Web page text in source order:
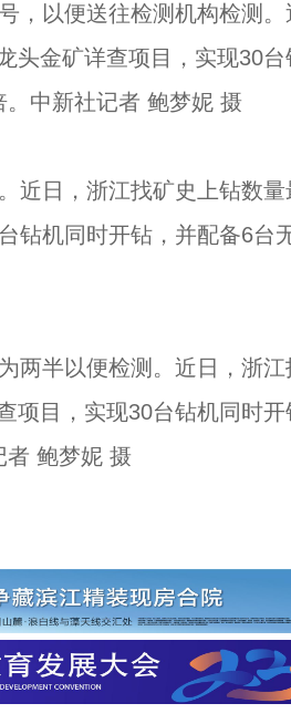
以便送往检测机构检测。
金矿详查项目，实现30
中新社记者 鲍梦妮 摄
日，浙江找矿史上钻数
钻机同时开钻，并配备6台
半以便检测。近日，浙江
目，实现30台钻机同时开
者 鲍梦妮 摄